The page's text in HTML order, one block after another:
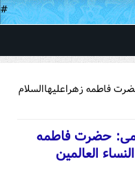
#
حضرت فاطمه زهراعليهاالسلام
فاطمی: حضرت فاطمه
العالمين